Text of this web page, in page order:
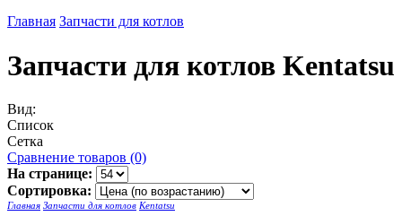
Главная Запчасти для котлов
Запчасти для котлов Kentatsu
Вид:
Список
Сетка
Сравнение товаров (0)
На странице:
Сортировка:
Главная Запчасти для котлов Kentatsu